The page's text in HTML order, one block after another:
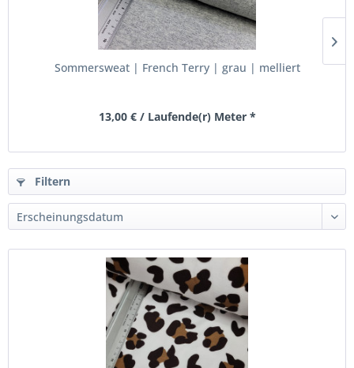
Sommersweat | French Terry | grau | melliert
13,00 € / Laufende(r) Meter *
Filtern